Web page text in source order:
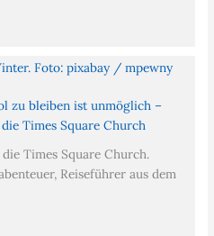
zu bleiben ist unmöglich –
Times Square Church
Times Square Church.
Reiseführer aus dem